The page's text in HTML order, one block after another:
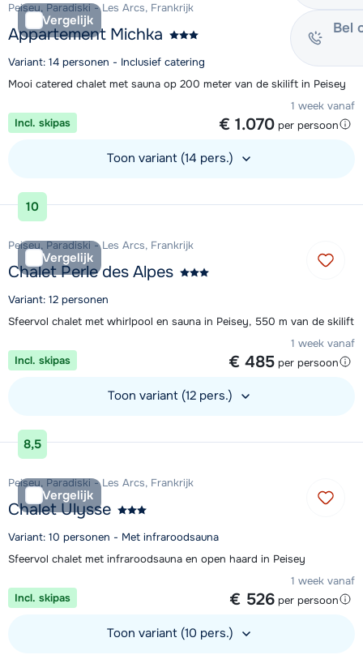
Bel
Vergelijk
Peisey, Paradiski - Les Arcs, Frankrijk
Appartement Michka
Variant: 14 personen - Inclusief catering
Mooi catered chalet met sauna op 200 meter van de skilift in Peisey
1 week vanaf
€ 1.070 per persoon
Incl. skipas
Toon variant (14 pers.)
Bekijk accommodatie
10
Vergelijk
Peisey, Paradiski - Les Arcs, Frankrijk
Chalet Perle des Alpes
Variant: 12 personen
Sfeervol chalet met whirlpool en sauna in Peisey, 550 m van de skilift
1 week vanaf
€ 485 per persoon
Incl. skipas
Toon variant (12 pers.)
Bekijk accommodatie
8,5
Vergelijk
Peisey, Paradiski - Les Arcs, Frankrijk
Chalet Ulysse
Variant: 10 personen - Met infraroodsauna
Sfeervol chalet met infraroodsauna en open haard in Peisey
1 week vanaf
€ 526 per persoon
Incl. skipas
Toon variant (10 pers.)